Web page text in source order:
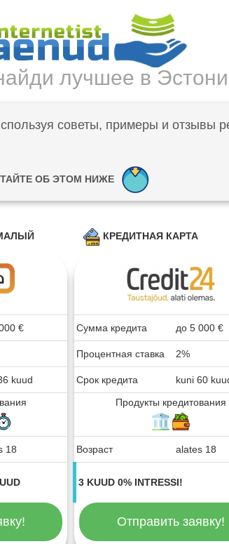
лучшее в
советы, примеры и отзывы
ОБ ЭТОМ НИЖЕ
КРЕДИТНАЯ КАРТА
€
kuud
18
Сумма кредита до 5 000 €
Процентная ставка 2%
Срок кредита
kuni 60
Продукты кредитования
Возраст alates 18
3 KUUD 0% INTRESSI!
Отправить заявку!